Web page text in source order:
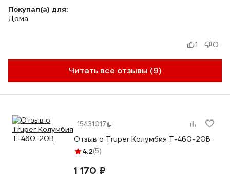
Покупал(а) для:
Дома
Читать все отзывы (9)
1 0
15431017
Отзыв о Truper Колумбия T-460-20B
4.2(5)
1 170 ₽